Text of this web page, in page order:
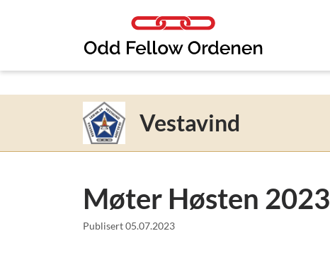
Vestavind
Møter Høsten 2023
Publisert05.07.2023